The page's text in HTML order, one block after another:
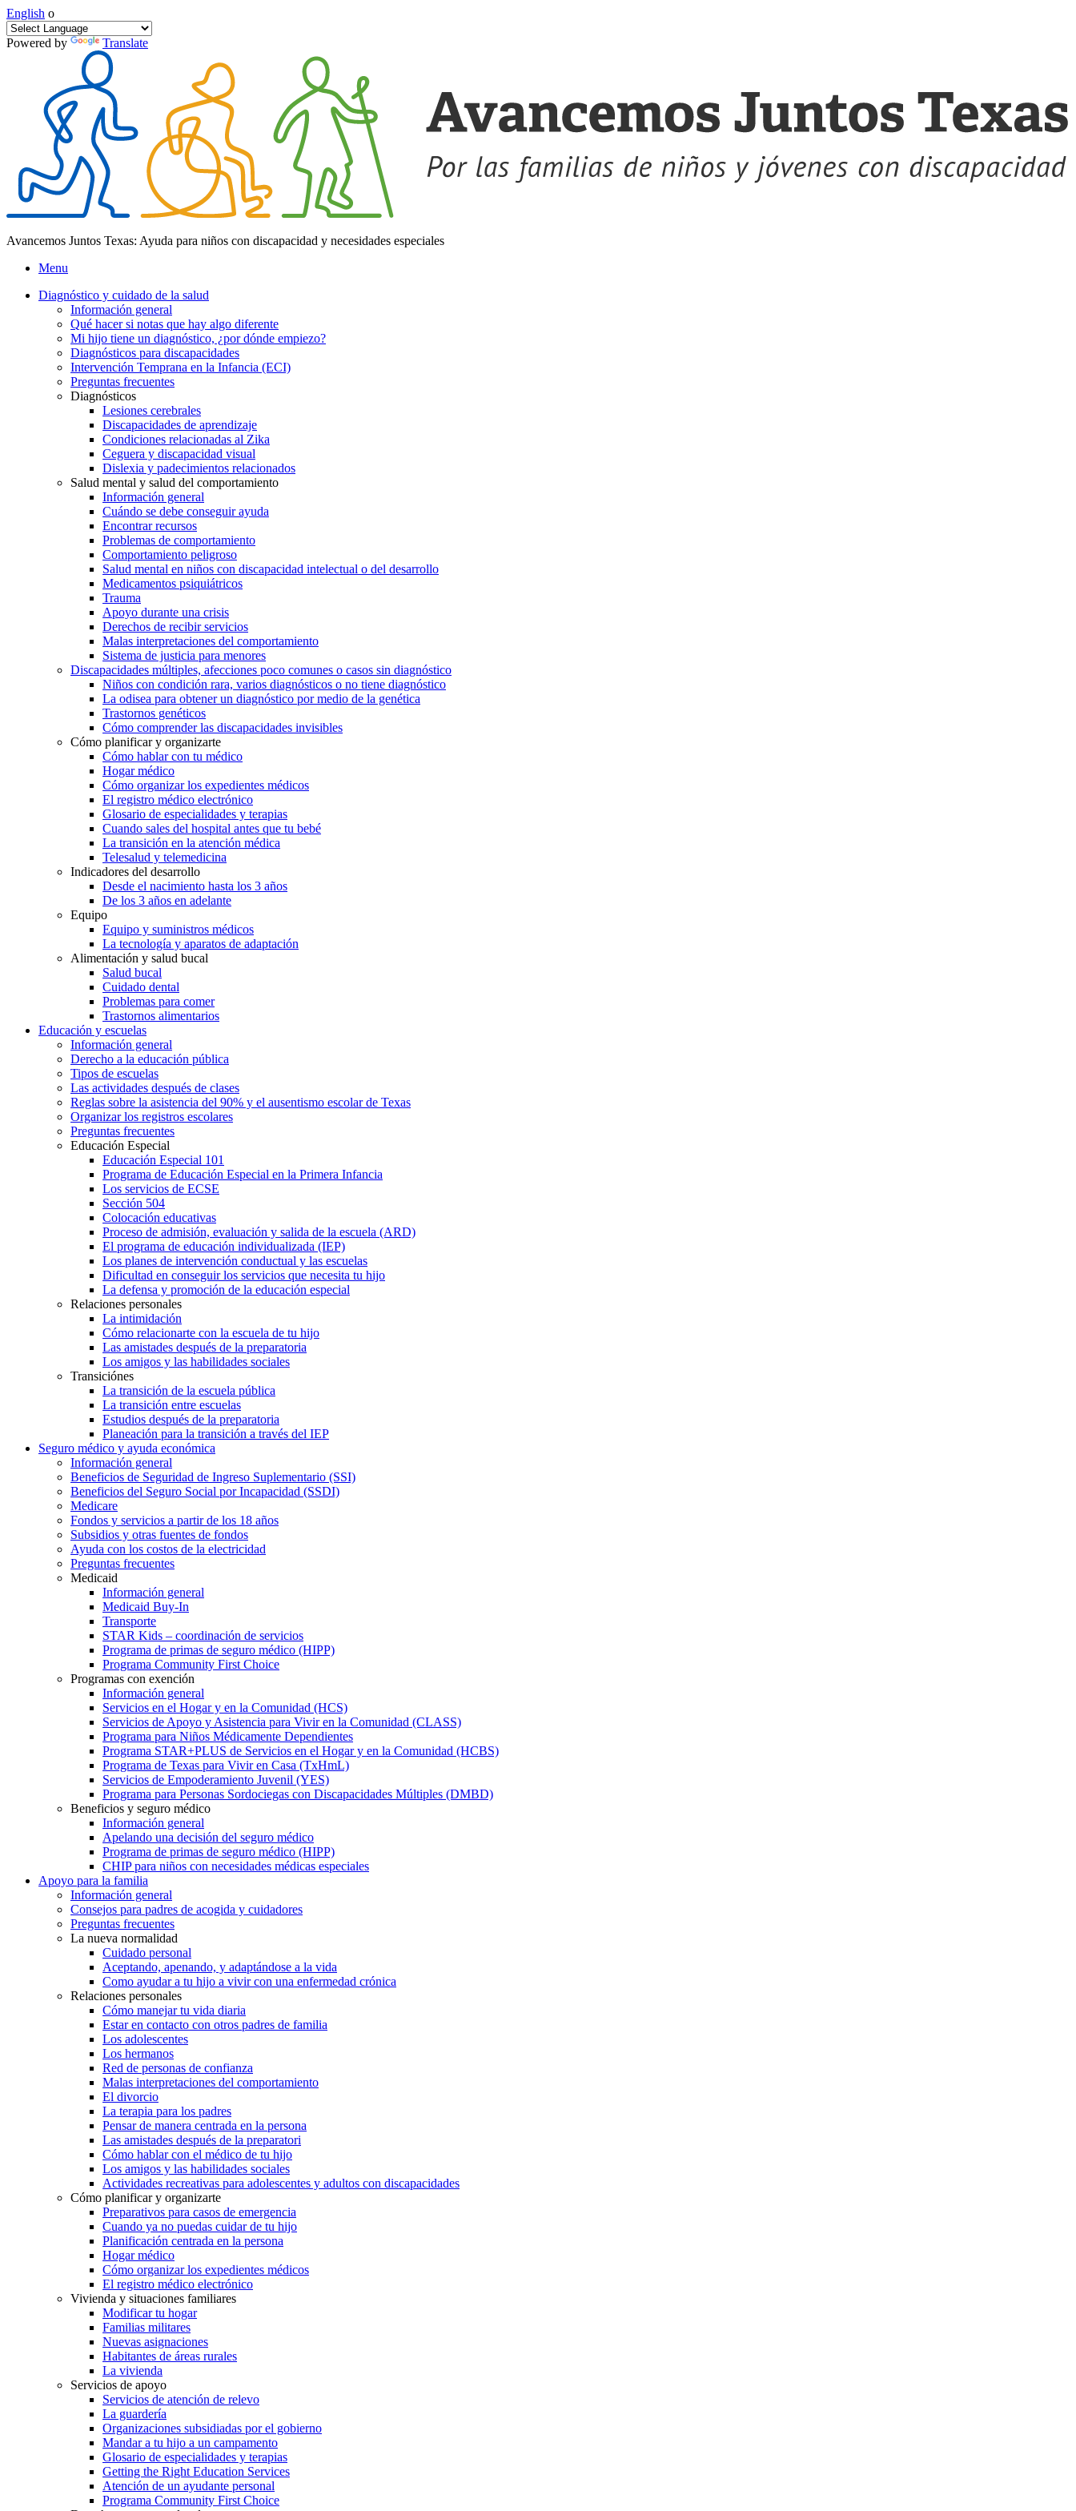
English o
Powered by Translate
Avancemos Juntos Texas: Ayuda para niños con discapacidad y necesidades especiales
Menu
Diagnóstico y cuidado de la salud
Información general
Qué hacer si notas que hay algo diferente
Mi hijo tiene un diagnóstico, ¿por dónde empiezo?
Diagnósticos para discapacidades
Intervención Temprana en la Infancia (ECI)
Preguntas frecuentes
Diagnósticos
Lesiones cerebrales
Discapacidades de aprendizaje
Condiciones relacionadas al Zika
Ceguera y discapacidad visual
Dislexia y padecimientos relacionados
Salud mental y salud del comportamiento
Información general
Cuándo se debe conseguir ayuda
Encontrar recursos
Problemas de comportamiento
Comportamiento peligroso
Salud mental en niños con discapacidad intelectual o del desarrollo
Medicamentos psiquiátricos
Trauma
Apoyo durante una crisis
Derechos de recibir servicios
Malas interpretaciones del comportamiento
Sistema de justicia para menores
Discapacidades múltiples, afecciones poco comunes o casos sin diagnóstico
Niños con condición rara, varios diagnósticos o no tiene diagnóstico
La odisea para obtener un diagnóstico por medio de la genética
Trastornos genéticos
Cómo comprender las discapacidades invisibles
Cómo planificar y organizarte
Cómo hablar con tu médico
Hogar médico
Cómo organizar los expedientes médicos
El registro médico electrónico
Glosario de especialidades y terapias
Cuando sales del hospital antes que tu bebé
La transición en la atención médica
Telesalud y telemedicina
Indicadores del desarrollo
Desde el nacimiento hasta los 3 años
De los 3 años en adelante
Equipo
Equipo y suministros médicos
La tecnología y aparatos de adaptación
Alimentación y salud bucal
Salud bucal
Cuidado dental
Problemas para comer
Trastornos alimentarios
Educación y escuelas
Información general
Derecho a la educación pública
Tipos de escuelas
Las actividades después de clases
Reglas sobre la asistencia del 90% y el ausentismo escolar de Texas
Organizar los registros escolares
Preguntas frecuentes
Educación Especial
Educación Especial 101
Programa de Educación Especial en la Primera Infancia
Los servicios de ECSE
Sección 504
Colocación educativas
Proceso de admisión, evaluación y salida de la escuela (ARD)
El programa de educación individualizada (IEP)
Los planes de intervención conductual y las escuelas
Dificultad en conseguir los servicios que necesita tu hijo
La defensa y promoción de la educación especial
Relaciones personales
La intimidación
Cómo relacionarte con la escuela de tu hijo
Las amistades después de la preparatoria
Los amigos y las habilidades sociales
Transiciónes
La transición de la escuela pública
La transición entre escuelas
Estudios después de la preparatoria
Planeación para la transición a través del IEP
Seguro médico y ayuda económica
Información general
Beneficios de Seguridad de Ingreso Suplementario (SSI)
Beneficios del Seguro Social por Incapacidad (SSDI)
Medicare
Fondos y servicios a partir de los 18 años
Subsidios y otras fuentes de fondos
Ayuda con los costos de la electricidad
Preguntas frecuentes
Medicaid
Información general
Medicaid Buy-In
Transporte
STAR Kids – coordinación de servicios
Programa de primas de seguro médico (HIPP)
Programa Community First Choice
Programas con exención
Información general
Servicios en el Hogar y en la Comunidad (HCS)
Servicios de Apoyo y Asistencia para Vivir en la Comunidad (CLASS)
Programa para Niños Médicamente Dependientes
Programa STAR+PLUS de Servicios en el Hogar y en la Comunidad (HCBS)
Programa de Texas para Vivir en Casa (TxHmL)
Servicios de Empoderamiento Juvenil (YES)
Programa para Personas Sordociegas con Discapacidades Múltiples (DMBD)
Beneficios y seguro médico
Información general
Apelando una decisión del seguro médico
Programa de primas de seguro médico (HIPP)
CHIP para niños con necesidades médicas especiales
Apoyo para la familia
Información general
Consejos para padres de acogida y cuidadores
Preguntas frecuentes
La nueva normalidad
Cuidado personal
Aceptando, apenando, y adaptándose a la vida
Como ayudar a tu hijo a vivir con una enfermedad crónica
Relaciones personales
Cómo manejar tu vida diaria
Estar en contacto con otros padres de familia
Los adolescentes
Los hermanos
Red de personas de confianza
Malas interpretaciones del comportamiento
El divorcio
La terapia para los padres
Pensar de manera centrada en la persona
Las amistades después de la preparatori
Cómo hablar con el médico de tu hijo
Los amigos y las habilidades sociales
Actividades recreativas para adolescentes y adultos con discapacidades
Cómo planificar y organizarte
Preparativos para casos de emergencia
Cuando ya no puedas cuidar de tu hijo
Planificación centrada en la persona
Hogar médico
Cómo organizar los expedientes médicos
El registro médico electrónico
Vivienda y situaciones familiares
Modificar tu hogar
Familias militares
Nuevas asignaciones
Habitantes de áreas rurales
La vivienda
Servicios de apoyo
Servicios de atención de relevo
La guardería
Organizaciones subsidiadas por el gobierno
Mandar a tu hijo a un campamento
Glosario de especialidades y terapias
Getting the Right Education Services
Atención de un ayudante personal
Programa Community First Choice